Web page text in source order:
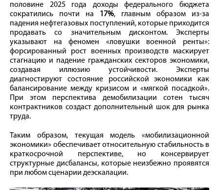
половине 2025 года доходы федерального бюджета
сократились почти на 17%, главным образом из-за
падения нефтегазовых поступлений, которые приходится
продавать со значительным дисконтом. Эксперты
указывают на феномен «ловушки военной ренты»:
форсированный рост военных производств маскирует
стагнацию и падение гражданских секторов экономики,
создавая иллюзию устойчивости. Эксперты
диагностируют состояние российской экономики как
балансирование между кризисом и «мягкой посадкой».
При этом перспектива демобилизации сотен тысяч
контрактников создаст дополнительный шок для рынка
труда.
Таким образом, текущая модель «мобилизационной
экономики» обеспечивает относительную стабильность в
краткосрочной перспективе, но консервирует
структурные дисбалансы, которые неизбежно проявятся
при любом сценарии деэскалации.